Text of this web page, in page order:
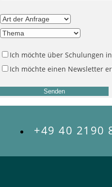
Ich möchte über Schulungen
Ich möchte einen Newsletter
+49 40 2190